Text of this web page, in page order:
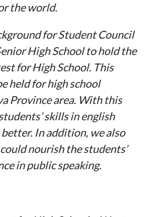
the world.
for Student Council
High School to hold the
for High School. This
held for high school
Province area. With this
skills in english
In addition, we also
nourish the students’
in public speaking.